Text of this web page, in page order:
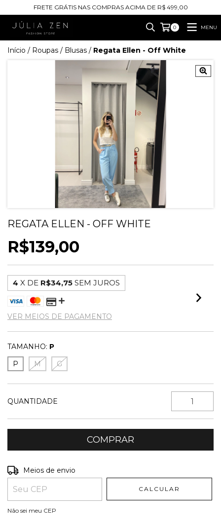
FRETE GRÁTIS NAS COMPRAS ACIMA DE R$ 499,00
0 MENU
Início / Roupas / Blusas / Regata Ellen - Off White
REGATA ELLEN - OFF WHITE
R$139,00
4 X DE R$34,75 SEM JUROS
VER MEIOS DE PAGAMENTO
TAMANHO: P
P
M G
QUANTIDADE
Entregas para o CEP:
Meios de envio
CALCULAR
Não sei meu CEP